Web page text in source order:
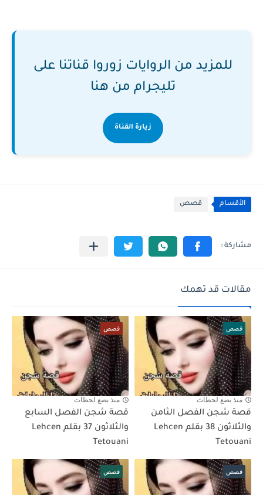
للمزيد من الروايات زوروا قناتنا على
تليجرام من هنا
زيارة القناة
الأقسام قصص
مقالات قد تهمك
قصص
منذ بضع لحظات
قصة شجن الفصل الثامن
والثلاثون 38 بقلم Lehcen
Tetouani
قصص
منذ بضع لحظات
قصة شجن الفصل السابع
والثلاثون 37 بقلم Lehcen
Tetouani
قصص قصص